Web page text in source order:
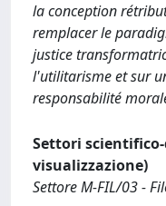
la conception
remplacer le
justice
l'utilitarisme et sur
responsabilité
Settori
visualizzazione)
Settore M-FIL/03 -